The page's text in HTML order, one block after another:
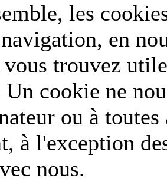
les
en
vous trouvez
cookie ne
ou à
à l'exception
nous.